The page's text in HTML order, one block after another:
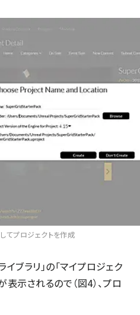
てプロジェクトを作成
ブラリ」の「マイプロジェク
表示されるので（図4）、プロ